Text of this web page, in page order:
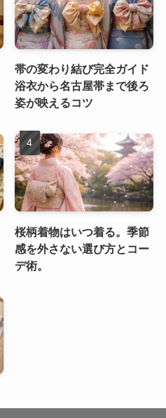
帯の変わり結び完全ガイド
浴衣から名古屋帯まで後ろ
姿が映えるコツ
桜柄着物はいつ着る。季節
感を外さない選び方とコー
デ術。